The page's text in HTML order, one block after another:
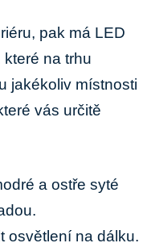
pak má LED‍
na trhu
jakékoliv ‍místnosti
vás​ určitě
a ostře syté
osvětlení na dálku.